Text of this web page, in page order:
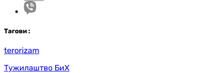
Тагови :
terorizam
Тужилаштво БиХ